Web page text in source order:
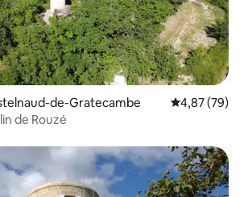
de-Gratecambe Prosječna
4,87 (79)
de Rouzé